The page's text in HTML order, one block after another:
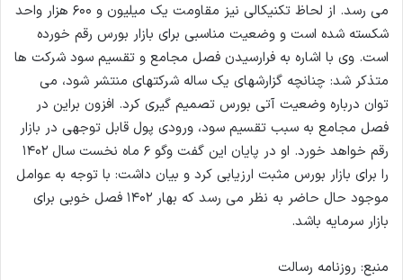
می رسد. از لحاظ تکنیکالی نیز مقاومت یک میلیون و ۶۰۰ هزار واحد
شکسته شده است و وضعیت مناسبی برای بازار بورس رقم خورده
است. وی با اشاره به فرارسیدن فصل مجامع و تقسیم سود شرکت ها
متذکر شد: چنانچه گزارشهای یک ساله شرکتهای منتشر شود، می
توان درباره وضعیت آتی بورس تصمیم گیری کرد. افزون براین در
فصل مجامع به سبب تقسیم سود، ورودی پول قابل توجهی در بازار
رقم خواهد خورد. او در پایان این گفت وگو ۶ ماه نخست سال ۱۴۰۲
را برای بازار بورس مثبت ارزیابی کرد و بیان داشت: با توجه به عوامل
موجود حال حاضر به نظر می رسد که بهار ۱۴۰۲ فصل خوبی برای
بازار سرمایه باشد.
منبع: روزنامه رسالت